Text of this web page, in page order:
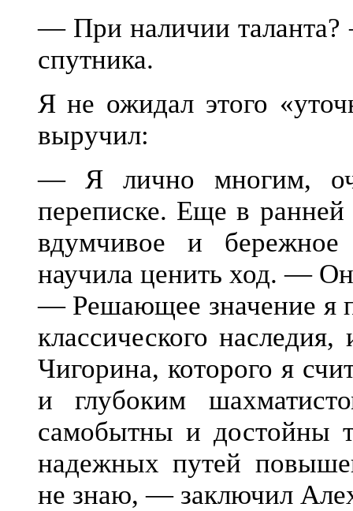
— При наличии
спутника.
Я не ожидал этого
выручил:
— Я лично многим,
переписке. Еще в
вдумчивое и
научила ценить ход. —
— Решающее значение я
классического
Чигорина, которого я
и глубоким
самобытны и достойны
надежных путей
не знаю, — заключил